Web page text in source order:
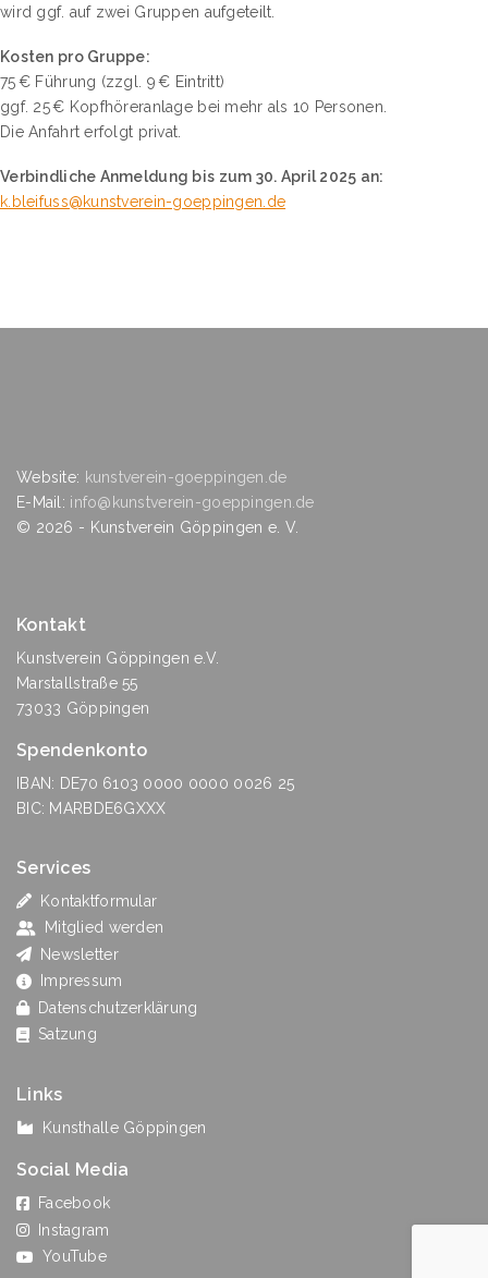
wird ggf. auf zwei Gruppen aufgeteilt.
Kosten pro Gruppe:
75 € Führung (zzgl. 9 € Eintritt)
ggf. 25 € Kopfhöreranlage bei mehr als 10 Personen.
Die Anfahrt erfolgt privat.
Verbindliche Anmeldung bis zum 30. April 2025 an:
k.bleifuss@kunstverein-goeppingen.de
Website: kunstverein-goeppingen.de
E-Mail: info@kunstverein-goeppingen.de
© 2026 - Kunstverein Göppingen e. V.
Kontakt
Kunstverein Göppingen e.V.
Marstallstraße 55
73033 Göppingen
Spendenkonto
IBAN: DE70 6103 0000 0000 0026 25
BIC: MARBDE6GXXX
Services
Kontaktformular
Mitglied werden
Newsletter
Impressum
Datenschutzerklärung
Satzung
Links
Kunsthalle Göppingen
Social Media
Facebook
Instagram
YouTube